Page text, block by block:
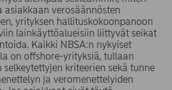
asiakkaan verosäännösten
yrityksen hallituskokoonpanoon
lainkäyttöalueisiin liittyvät seikat
Kaikki NBSA:n nykyiset
on offshore-yrityksiä, tullaan
kriteerien sekä tunne
ja veromenettelyiden